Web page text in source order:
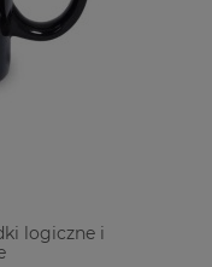
logiczne i